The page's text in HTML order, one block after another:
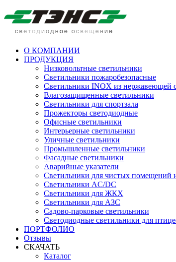
О КОМПАНИИ
ПРОДУКЦИЯ
Низковольтные светильники
Cветильники пожаробезопасные
Светильники INOX из нержавеющей
Влагозащищенные светильники
Светильники для спортзала
Прожекторы светодиодные
Офисные светильники
Интерьерные светильники
Уличные светильники
Промышленные светильники
Фасадные светильники
Аварийные указатели
Светильники для чистых помещений
Светильники AC/DC
Светильники для ЖКХ
Светильники для АЗС
Садово-парковые светильники
Светодиодные светильники для
ПОРТФОЛИО
Отзывы
СКАЧАТЬ
Каталог